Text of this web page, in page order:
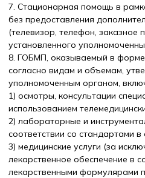
7. Стационарная помощь в
без предоставления
(телевизор, телефон, заказное
установленного
8. ГОБМП, оказываемый в
согласно видам и объемам,
уполномоченным органом,
1) осмотры, консультации
использованием
2) лабораторные и
соответствии со стандартами
3) медицинские услуги (за
лекарственное обеспечение в
лекарственными формулярами